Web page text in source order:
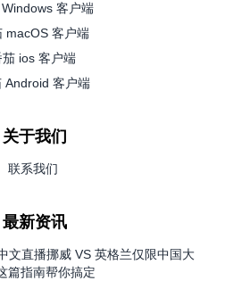
客户端
macOS 客户端
茄 ios 客户端
Android 客户端
关于我们
联系我们
最新资讯
文直播挪威 VS 英格兰仅限中国大
篇指南帮你搞定